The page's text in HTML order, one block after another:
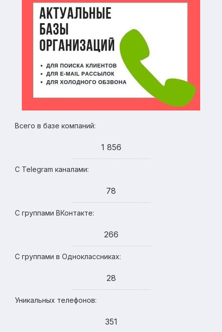
Всего в базе компаний:
1 856
С Telegram каналами:
78
С группами ВКонтакте:
266
С группами в Одноклассниках:
28
Уникальных телефонов:
351